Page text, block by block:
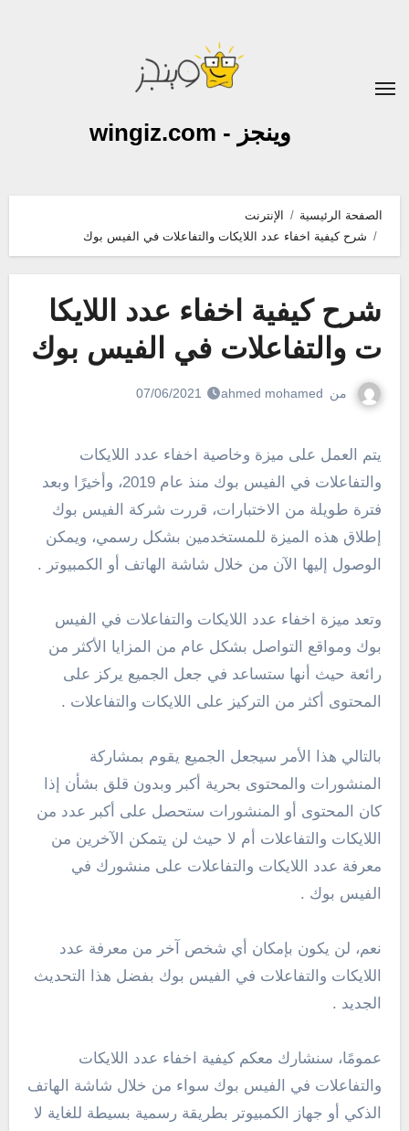
وينجز - wingiz.com
الصفحة الرئيسية
الإنترنت
شرح كيفية اخفاء عدد اللايكات والتفاعلات في الفيس بوك
شرح كيفية اخفاء عدد اللايكا
ت والتفاعلات في الفيس بوك
من ahmed mohamed
07/06/2021
يتم العمل على ميزة وخاصية اخفاء عدد اللايكات
والتفاعلات في الفيس بوك منذ عام 2019، وأخيرًا وبعد
فترة طويلة من الاختبارات، قررت شركة الفيس بوك
إطلاق هذه الميزة للمستخدمين بشكل رسمي، ويمكن
الوصول إليها الآن من خلال شاشة الهاتف أو الكمبيوتر .
وتعد ميزة اخفاء عدد اللايكات والتفاعلات في الفيس
بوك ومواقع التواصل بشكل عام من المزايا الأكثر من
رائعة حيث أنها ستساعد في جعل الجميع يركز على
المحتوى أكثر من التركيز على اللايكات والتفاعلات .
بالتالي هذا الأمر سيجعل الجميع يقوم بمشاركة
المنشورات والمحتوى بحرية أكبر وبدون قلق بشأن إذا
كان المحتوى أو المنشورات ستحصل على أكبر عدد من
اللايكات والتفاعلات أم لا حيث لن يتمكن الآخرين من
معرفة عدد اللايكات والتفاعلات على منشورك في
الفيس بوك .
نعم، لن يكون بإمكان أي شخص آخر من معرفة عدد
اللايكات والتفاعلات في الفيس بوك بفضل هذا التحديث
الجديد .
عمومًا، سنشارك معكم كيفية اخفاء عدد اللايكات
والتفاعلات في الفيس بوك سواء من خلال شاشة الهاتف
الذكي أو جهاز الكمبيوتر بطريقة رسمية بسيطة للغاية لا